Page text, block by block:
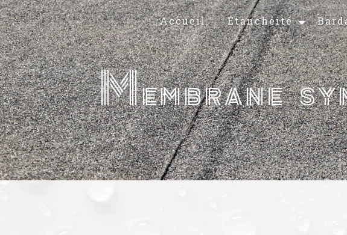
Panneau de gestion des cookies
Accueil Étanchéité
Membrane